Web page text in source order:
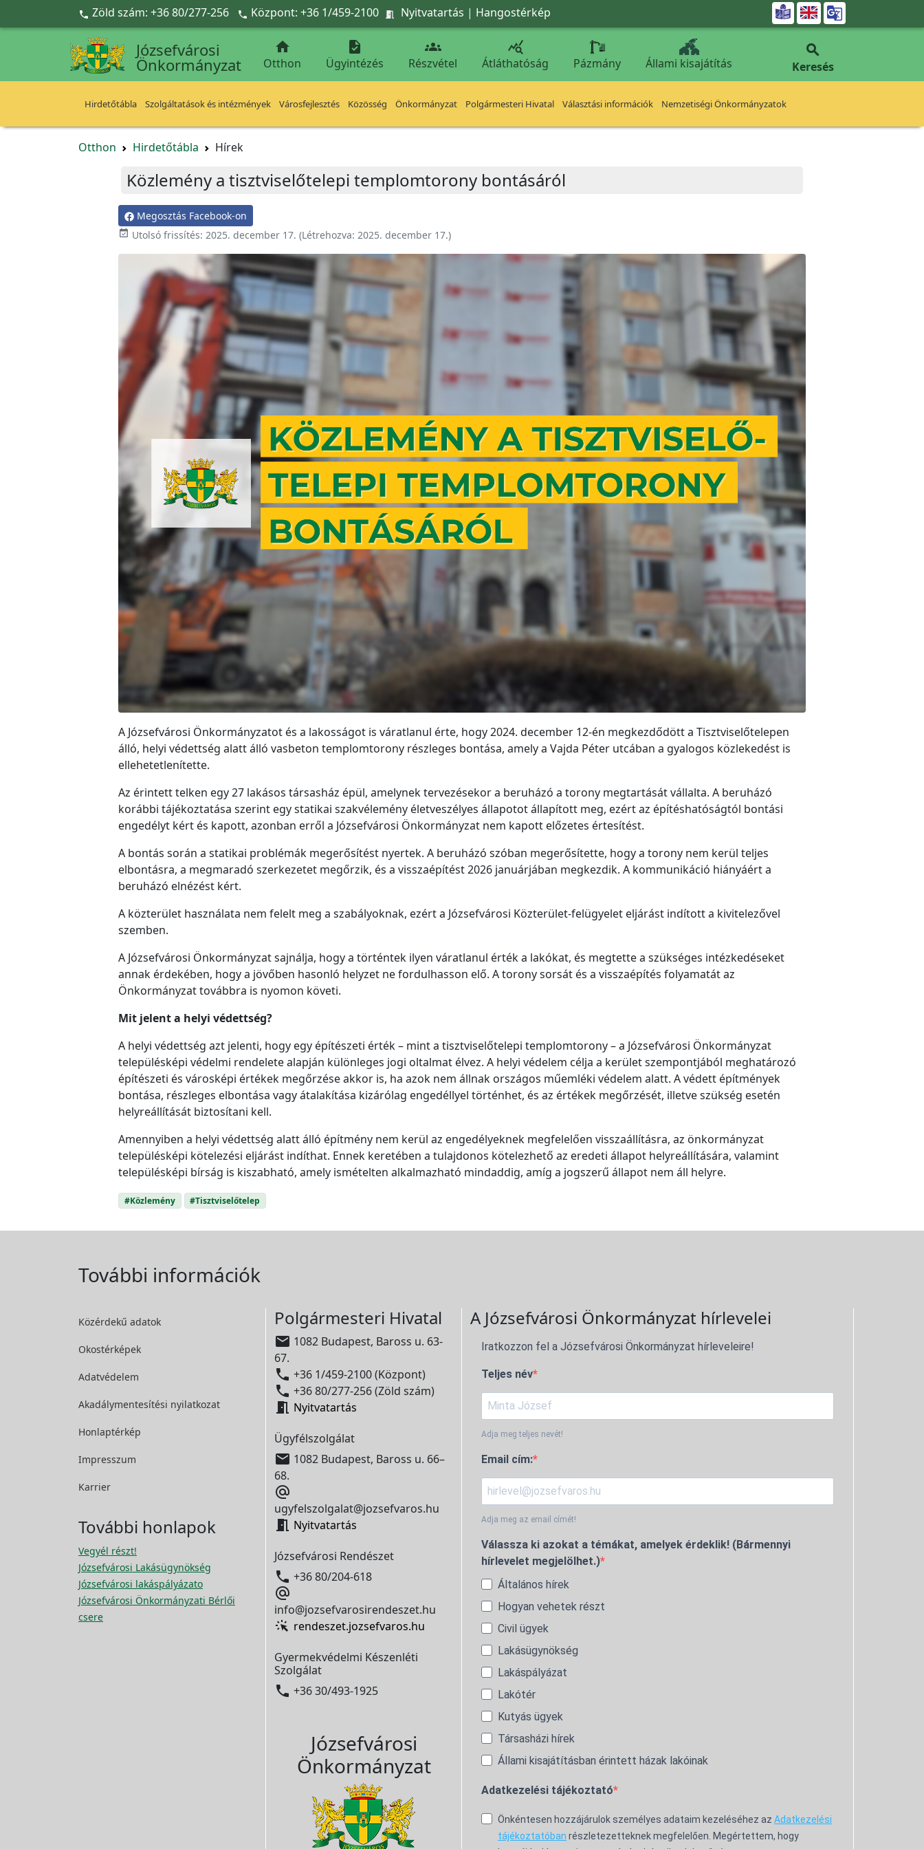
Ugrás a fő tartalomra
 Zöld szám: +36 80/277-256  Központ: +36 1/459-2100  Nyitvatartás | Hangostérkép 
Józsefvárosi
Önkormányzat

Otthon

Ügyintézés

Részvétel

Átláthatóság Pázmány Állami kisajátítás

Keresés
Hirdetőtábla Szolgáltatások és intézmények Városfejlesztés Közösség Önkormányzat Polgármesteri Hivatal Választási információk Nemzetiségi Önkormányzatok
Otthon Hirdetőtábla Hírek
Közlemény a tisztviselőtelepi templomtorony bontásáról
Megosztás Facebook-on
 Utolsó frissítés: 2025. december 17. (Létrehozva: 2025. december 17.)
A Józsefvárosi Önkormányzatot és a lakosságot is váratlanul érte, hogy 2024. december 12-én megkezdődött a Tisztviselőtelepen
álló, helyi védettség alatt álló vasbeton templomtorony részleges bontása, amely a Vajda Péter utcában a gyalogos közlekedést is
ellehetetlenítette.
Az érintett telken egy 27 lakásos társasház épül, amelynek tervezésekor a beruházó a torony megtartását vállalta. A beruházó
korábbi tájékoztatása szerint egy statikai szakvélemény életveszélyes állapotot állapított meg, ezért az építéshatóságtól bontási
engedélyt kért és kapott, azonban erről a Józsefvárosi Önkormányzat nem kapott előzetes értesítést.
A bontás során a statikai problémák megerősítést nyertek. A beruházó szóban megerősítette, hogy a torony nem kerül teljes
elbontásra, a megmaradó szerkezetet megőrzik, és a visszaépítést 2026 januárjában megkezdik. A kommunikáció hiányáért a
beruházó elnézést kért.
A közterület használata nem felelt meg a szabályoknak, ezért a Józsefvárosi Közterület-felügyelet eljárást indított a kivitelezővel
szemben.
A Józsefvárosi Önkormányzat sajnálja, hogy a történtek ilyen váratlanul érték a lakókat, és megtette a szükséges intézkedéseket
annak érdekében, hogy a jövőben hasonló helyzet ne fordulhasson elő. A torony sorsát és a visszaépítés folyamatát az
Önkormányzat továbbra is nyomon követi.
Mit jelent a helyi védettség?
A helyi védettség azt jelenti, hogy egy építészeti érték – mint a tisztviselőtelepi templomtorony – a Józsefvárosi Önkormányzat
településképi védelmi rendelete alapján különleges jogi oltalmat élvez. A helyi védelem célja a kerület szempontjából meghatározó
építészeti és városképi értékek megőrzése akkor is, ha azok nem állnak országos műemléki védelem alatt. A védett építmények
bontása, részleges elbontása vagy átalakítása kizárólag engedéllyel történhet, és az értékek megőrzését, illetve szükség esetén
helyreállítását biztosítani kell.
Amennyiben a helyi védettség alatt álló építmény nem kerül az engedélyeknek megfelelően visszaállításra, az önkormányzat
településképi kötelezési eljárást indíthat. Ennek keretében a tulajdonos kötelezhető az eredeti állapot helyreállítására, valamint
településképi bírság is kiszabható, amely ismételten alkalmazható mindaddig, amíg a jogszerű állapot nem áll helyre.
#Közlemény #Tisztviselőtelep
További információk
Közérdekű adatok
Okostérképek
Adatvédelem
Akadálymentesítési nyilatkozat
Honlaptérkép
Impresszum
Karrier
További honlapok
Vegyél részt!
Józsefvárosi Lakásügynökség
Józsefvárosi lakáspályázato
Józsefvárosi Önkormányzati Bérlői
csere
Polgármesteri Hivatal
 1082 Budapest, Baross u. 63-
67.
 +36 1/459-2100 (Központ)
 +36 80/277-256 (Zöld szám)
 Nyitvatartás
Ügyfélszolgálat
 1082 Budapest, Baross u. 66–
68.

ugyfelszolgalat@jozsefvaros.hu
 Nyitvatartás
Józsefvárosi Rendészet
 +36 80/204-618

info@jozsefvarosirendeszet.hu
rendeszet.jozsefvaros.hu
Gyermekvédelmi Készenléti
Szolgálat
 +36 30/493-1925
Józsefvárosi
Önkormányzat
A Józsefvárosi Önkormányzat hírlevelei
Iratkozzon fel a Józsefvárosi Önkormányzat hírleveleire!
Teljes név
Adja meg teljes nevét!
Email cím:
Adja meg az email címét!
Válassza ki azokat a témákat, amelyek érdeklik! (Bármennyi
hírlevelet megjelölhet.)
Általános hírek
Hogyan vehetek részt
Civil ügyek
Lakásügynökség
Lakáspályázat
Lakótér
Kutyás ügyek
Társasházi hírek
Állami kisajátításban érintett házak lakóinak
Adatkezelési tájékoztató
Önkéntesen hozzájárulok személyes adataim kezeléséhez az Adatkezelési
tájékoztatóban részletezetteknek megfelelően. Megértettem, hogy